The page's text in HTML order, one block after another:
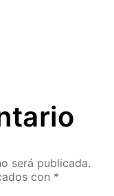
será publicada.
con *